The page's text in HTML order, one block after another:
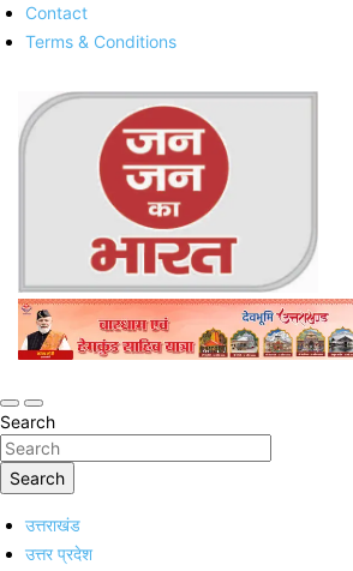
Contact
Terms & Conditions
Jan Jan Ka Bharat
Online Trending Hindi News Website
Search
Search
उत्तराखंड
उत्तर प्रदेश